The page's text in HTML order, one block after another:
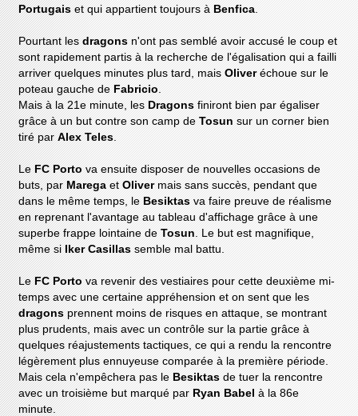
Portugais et qui appartient toujours àBenfica
Pourtant lesdragonsn'ont pas semblé avoir accusé le coup et
sont rapidement partis à la recherche de l'égalisation qui a failli
arriver quelques minutes plus tard, maisOliveréchoue sur le
poteau gauche de Fabricio
Mais à la 21e minute, les Dragons finiront bien par égaliser
grâce à un but contre son camp deTosunsur un corner bien
tiré parAlex Teles
LeFC Porto va ensuite disposer de nouvelles occasions de
buts, parMaregaetOlivermais sans succès, pendant que
dans le même temps, le Besiktasva faire preuve de réalisme
en reprenant l'avantage au tableau d'affichage grâce à une
superbe frappe lointaine deTosun . Le but est magnifique,
même siIker Casillas semble mal battu.
LeFC Porto va revenir des vestiaires pour cette deuxième mi-
temps avec une certaine appréhension et on sent que les
dragonsprennent moins de risques en attaque, se montrant
plus prudents, mais avec un contrôle sur la partie grâce à
quelques réajustements tactiques, ce qui a rendu la rencontre
légèrement plus ennuyeuse comparée à la première période.
Mais cela n'empêchera pas leBesiktasde tuer la rencontre
avec un troisième but marqué parRyan Babel à la 86e
minute.